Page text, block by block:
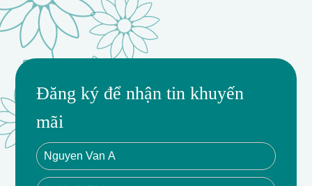
Người muốn tạo ấn tượng với quà tặng sang trọng, tổ
chức sự kiện cần trang trí ấn tượng. Intended Use:
Trang trí không gian, làm quà tặng cho mọi dịp.
- Quyến Rũ, Tươi Mới, Kích Thước M, Phụ Kiện Đa
Dạng, Chất Liệu Chất Lượng, Tư Vấn Mẫu Hoa, Giao
Hàng Miễn Phí, Giảm Giá Đặc Biệt.
Đăng ký để nhận tin khuyến
mãi